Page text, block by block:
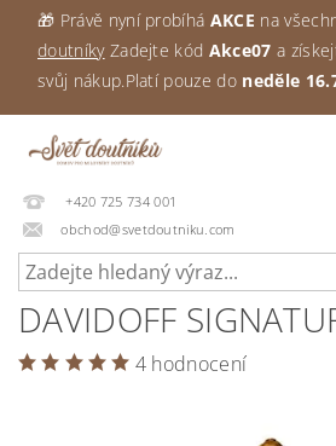
🎁 Právě nyní probíhá AKCE na
doutníkyZadejte kód Akce07 a
svůj nákup.Platí pouze do neděle
+420 725 734 001
obchod@svetdoutniku.com
DAVIDOFF
4 hodnocení